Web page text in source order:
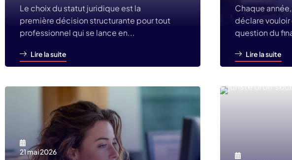
Le choix du statut juridique est la
première décision structurante pour tout
professionnel qui se lance en...
Lire la suite
Chaque
déclare vouloir
question du
Lire la suite
21 mai 2026